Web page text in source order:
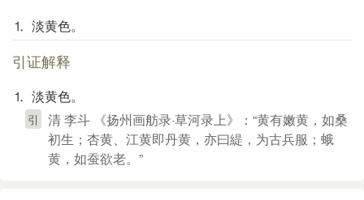
⒈ 淡黄色。
引证解释
⒈ 淡黄色。
引
清 李斗 《扬州画舫录·草河录上》：“黄有嫩黄，如桑
初生；杏黄、江黄即丹黄，亦曰緹，为古兵服；蛾
黄，如蚕欲老。”